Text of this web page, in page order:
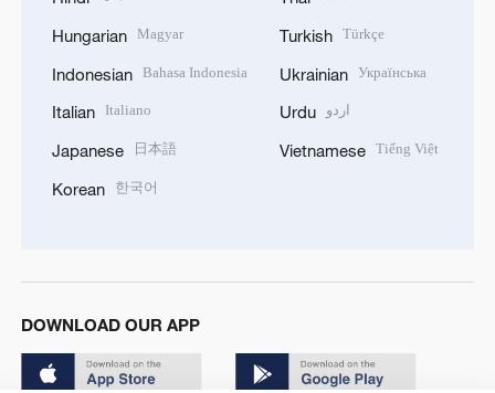
Hungarian Magyar
Indonesian Bahasa Indonesia
Italian Italiano
Japanese 日本語
Korean 한국어
Turkish Türkçe
Ukrainian Українська
Urdu اردو
Vietnamese Tiếng Việt
DOWNLOAD OUR APP